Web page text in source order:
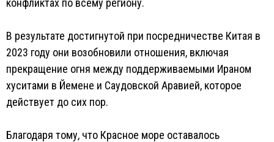
конфликтах по всему региону.
В результате достигнутой при посредничестве Китая в
2023 году они возобновили отношения, включая
прекращение огня между поддерживаемыми Ираном
хуситами в Йемене и Саудовской Аравией, которое
действует до сих пор.
Благодаря тому, что Красное море оставалось